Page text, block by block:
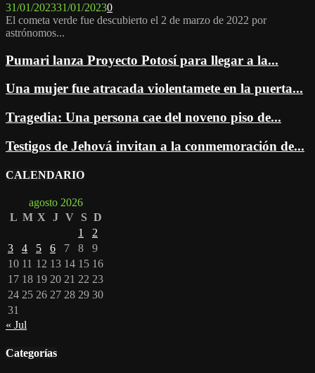
31/01/202331/01/20230
El cometa verde fue descubierto el 2 de marzo de 2022 por
astrónomos...
Pumari lanza Proyecto Potosí para llegar a la...
Una mujer fue atracada violentamete en la puerta...
Tragedia: Una persona cae del noveno piso de...
Testigos de Jehová invitan a la conmemoración de...
CALENDARIO
agosto 2026
L M X J V S D
1
2
3
4 5 6 7 8
9
10 11 12 13 14 15 16
17 18 19 20 21 22 23
24 25 26 27 28 29 30
31
« Jul
Categorías